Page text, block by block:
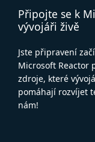
Připojte se k
vývojáři živě
Jste připravení
Microsoft Reactor
zdroje, které
pomáhají rozvíjet
nám!